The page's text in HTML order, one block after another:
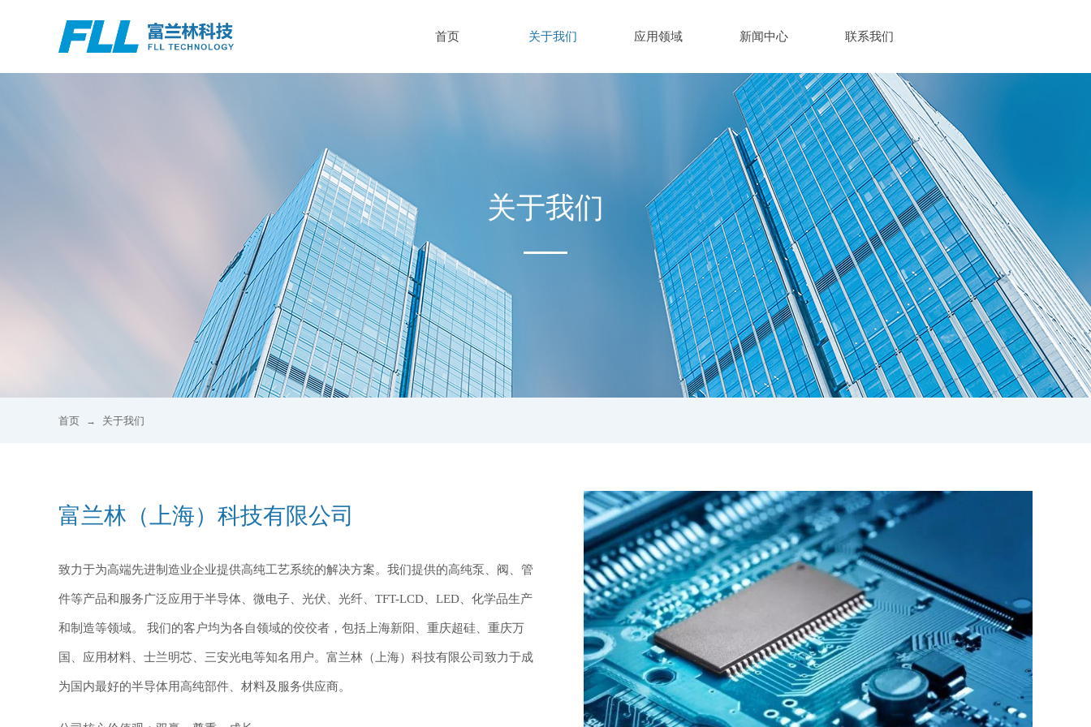
首页 关于我们 应用领域 新闻中心 联系我们
关于我们
首页 → 关于我们
富兰林（上海）科技有限公司
致力于为高端先进制造业企业提供高纯工艺系统的解决方案。我们提供的高纯泵、阀、管
件等产品和服务广泛应用于半导体、微电子、光伏、光纤、TFT-LCD、LED、化学品生产
和制造等领域。 我们的客户均为各自领域的佼佼者，包括上海新阳、重庆超硅、重庆万
国、应用材料、士兰明芯、三安光电等知名用户。富兰林（上海）科技有限公司致力于成
为国内最好的半导体用高纯部件、材料及服务供应商。